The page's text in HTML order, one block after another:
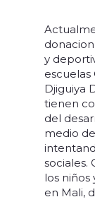
y
escuelas
Djiguiya
tienen
del
medio
sociales.
los niños
en Mali,